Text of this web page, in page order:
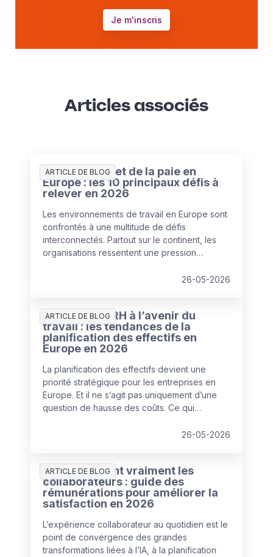
Je m'inscris
Articles associés
ARTICLE DE BLOG
L’état des RH et de la paie en
Europe : les 10 principaux défis à
relever en 2026
Les environnements de travail en Europe sont
confrontés à une multitude de défis
interconnectés. Partout sur le continent, les
organisations ressentent une pression
fragilité, dans un contexte de budgets et de
26-05-2026
ARTICLE DE BLOG
Préparer les RH à l’avenir du
travail : les tendances de la
planification des effectifs en
Europe en 2026
La planification des effectifs devient une
priorité stratégique pour les entreprises en
Europe. Et il ne s’agit pas uniquement d’une
question de hausse des coûts. Ce qui
nouvel équilibre entre les talents humains et
des opérations.
26-05-2026
ARTICLE DE BLOG
Ce que veulent vraiment les
collaborateurs : guide des
rémunérations pour améliorer la
satisfaction en 2026
L’expérience collaborateur au quotidien est le
point de convergence des grandes
transformations liées à l’IA, à la planification